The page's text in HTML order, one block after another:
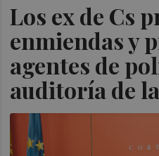
Los ex de Cs
enmiendas y
agentes de
auditoría de